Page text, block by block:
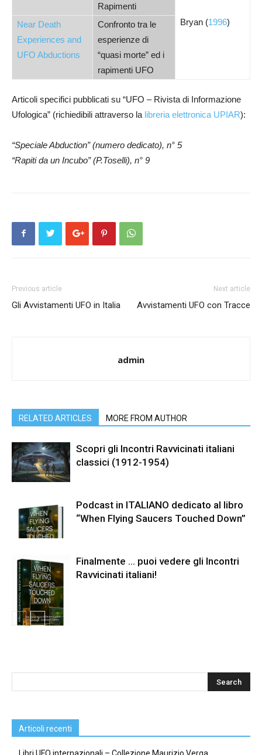
Bryan (1996)
Rapimenti
Near Death
Experiences and
UFO Abductions
Confronto tra le
esperienze di
“quasi morte” ed i
rapimenti UFO
Articoli specifici pubblicati su “UFO – Rivista di Informazione
Ufologica” (richiedibili attraverso la libreria elettronica UPIAR):
“Speciale Abduction” (numero dedicato), n° 5
“Rapiti da un Incubo” (P.Toselli), n° 9
Previous article
Gli Avvistamenti UFO in Italia
Next article
Avvistamenti UFO con Tracce
admin
RELATED ARTICLES MORE FROM AUTHOR
Scopri gli Incontri Ravvicinati italiani
classici (1912-1954)
Podcast in ITALIANO dedicato al libro
“When Flying Saucers Touched Down”
Finalmente … puoi vedere gli Incontri
Ravvicinati italiani!
Articoli recenti
Libri UFO internazionali – Collezione Maurizio Verga